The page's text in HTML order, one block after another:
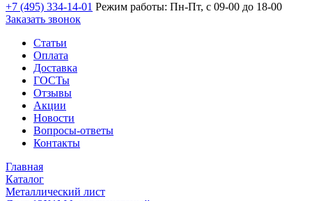
+7 (495) 334-14-01 Режим работы: Пн-Пт, с 09-00 до 18-00
Заказать звонок
Статьи
Оплата
Доставка
ГОСТы
Отзывы
Акции
Новости
Вопросы-ответы
Контакты
Главная
Каталог
Металлический лист